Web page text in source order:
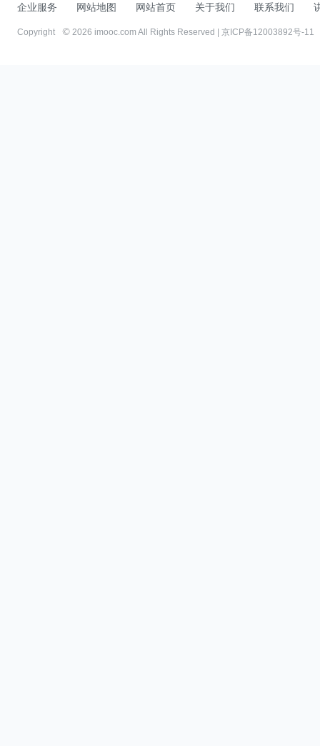
企业服务 网站地图 网站首页 关于我们 联系我们
Copyright 2026 imooc.com All Rights Reserved | 京ICP备12003892号-11